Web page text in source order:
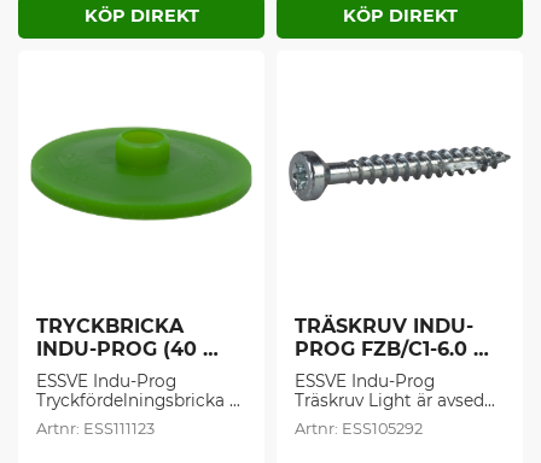
det tillhörande
Justerverktyget.
TRYCKBRICKA
INDU-PROG (40
st/frp)
ESSVE Indu-Prog
Tryckfördelningsbricka
är avsedd för
användning vid
ESS111123
TRÄSKRUV INDU-
PROG FZB/C1-6.0
(100 st/frp)
ESSVE Indu-Prog
Träskruv Light är avsedd
för lättare fönster- och
dörrmontage
ESS105292